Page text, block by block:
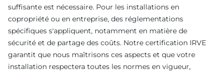
suffisante est nécessaire. Pour les installations en
copropriété ou en entreprise, des réglementations
spécifiques s'appliquent, notamment en matière de
sécurité et de partage des coûts. Notre certification IRVE
garantit que nous maîtrisons ces aspects et que votre
installation respectera toutes les normes en vigueur,